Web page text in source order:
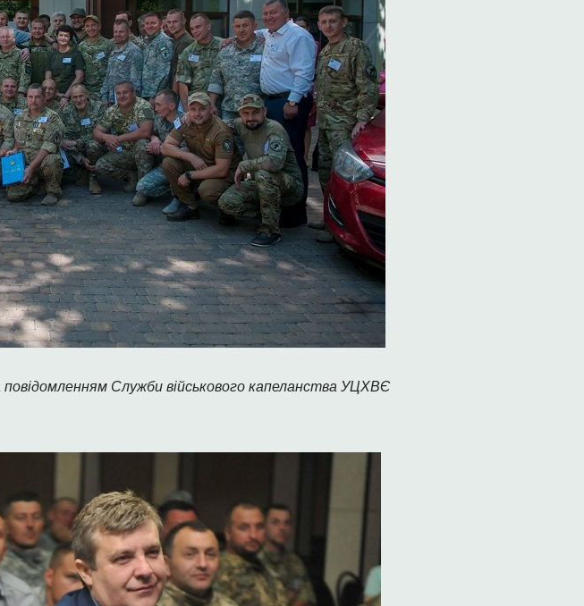
повідомленням Служби військового капеланства УЦХВЄ